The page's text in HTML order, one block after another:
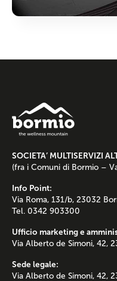
SOCIETA’ MULTISERVIZI
(fra i Comuni di Bormio –
Info Point:
Via Roma, 131/b, 23032
Tel. 0342 903300
Ufficio marketing e
Via Alberto de Simoni, 42,
Sede legale:
Via Alberto de Simoni, 42,